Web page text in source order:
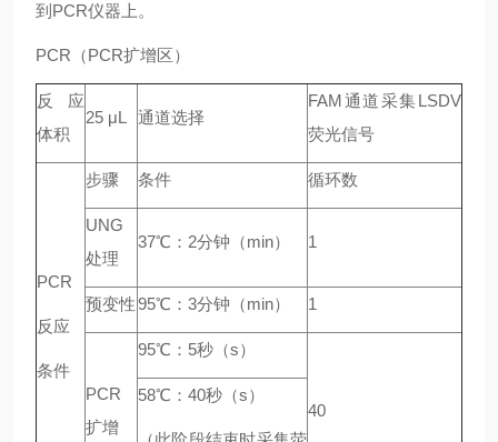
到PCR仪器上。
PCR（PCR扩增区）
反应
体积
25 μL 通道选择
FAM通道采集LSDV
荧光信号
PCR
反应
条件
步骤 条件 循环数
UNG
处理
37℃：2分钟（min） 1
预变性95℃：3分钟（min） 1
PCR
扩增
95℃：5秒（s）
40
58℃：40秒（s）